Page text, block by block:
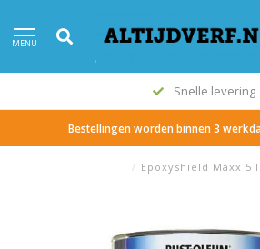
MENU
Snelle levering
Bestellingen worden binnen 3
. / Epoxyshield Maxx 5